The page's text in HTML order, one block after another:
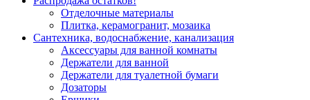
Отделочные материалы
Плитка, керамогранит, мозаика
Сантехника, водоснабжение, канализация
Аксессуары для ванной комнаты
Держатели для ванной
Держатели для туалетной бумаги
Дозаторы